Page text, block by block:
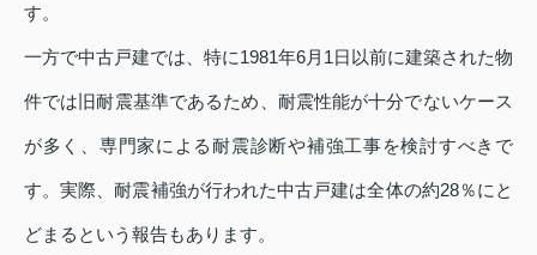
す。
一方で中古戸建では、特に1981年6月1日以前に建築された物
件では旧耐震基準であるため、耐震性能が十分でないケース
が多く、専門家による耐震診断や補強工事を検討すべきで
す。実際、耐震補強が行われた中古戸建は全体の約28％にと
どまるという報告もあります。